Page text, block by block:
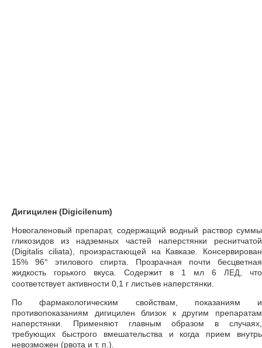
Дигицилен (Digicilenum)
Новогаленовый препарат, содержащий водный раствор суммы
гликозидов из надземных частей наперстянки реснитчатой
(Digitalis ciliata), произрастающей на Кавказе. Консервирован
15% 96° этилового спирта. Прозрачная почти бесцветная
жидкость горького вкуса. Содержит в 1 мл 6 ЛЕД , что
соответствует активности 0,1 г листьев наперстянки.
По фармакологическим свойствам, показаниям и
противопоказаниям дигицилен близок к другим препаратам
наперстянки. Применяют главным образом в случаях,
требующих быстрого вмешательства и когда прием внутрь
невозможен (рвота и т. п.).